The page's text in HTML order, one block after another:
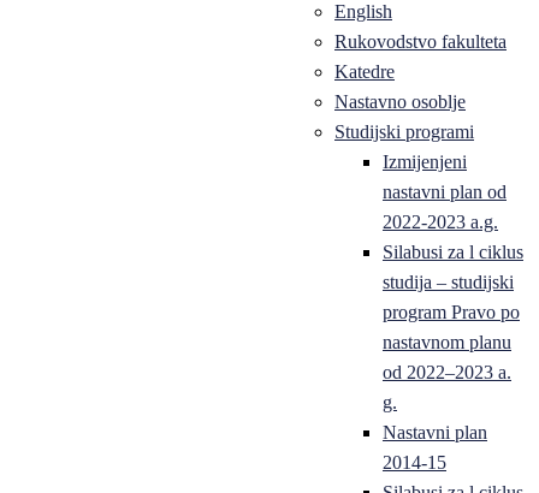
English
Rukovodstvo fakulteta
Katedre
Nastavno osoblje
Studijski programi
Izmijenjeni
nastavni plan od
2022-2023 a.g.
Silabusi za l ciklus
studija – studijski
program Pravo po
nastavnom planu
od 2022–2023 a.
g.
Nastavni plan
2014-15